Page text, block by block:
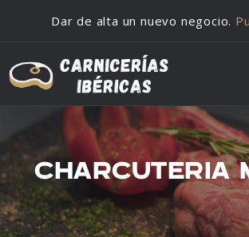
Dar de alta un nuevo negocio.
CHARCUTERIA